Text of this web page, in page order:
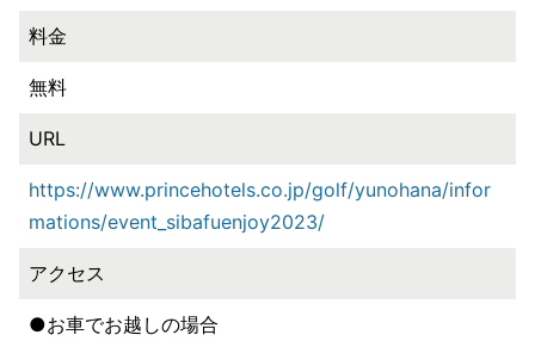
料金
無料
URL
https://www.princehotels.co.jp/golf/yunohana/infor
mations/event_sibafuenjoy2023/
アクセス
●お車でお越しの場合